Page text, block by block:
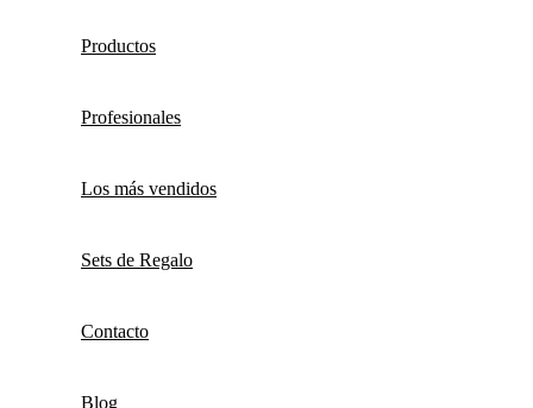
Productos
Profesionales
Los más vendidos
Sets de Regalo
Contacto
Blog